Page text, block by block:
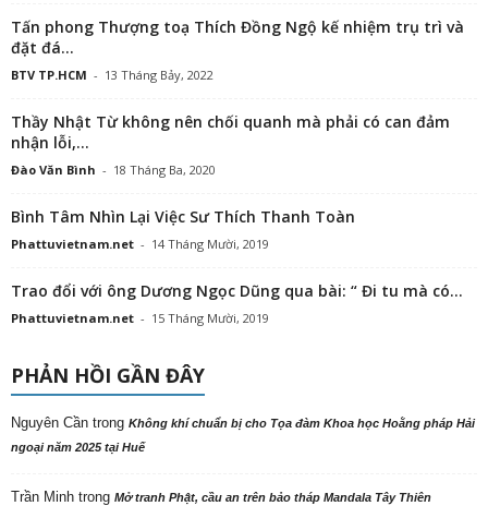
Tấn phong Thượng toạ Thích Đồng Ngộ kế nhiệm trụ trì và
đặt đá...
BTV TP.HCM - 13 Tháng Bảy, 2022
Thầy Nhật Từ không nên chối quanh mà phải có can đảm
nhận lỗi,...
Đào Văn Bình - 18 Tháng Ba, 2020
Bình Tâm Nhìn Lại Việc Sư Thích Thanh Toàn
Phattuvietnam.net - 14 Tháng Mười, 2019
Trao đổi với ông Dương Ngọc Dũng qua bài: “ Đi tu mà có...
Phattuvietnam.net - 15 Tháng Mười, 2019
PHẢN HỒI GẦN ĐÂY
Nguyên Cần trong Không khí chuẩn bị cho Tọa đàm Khoa học Hoằng pháp Hải
ngoại năm 2025 tại Huế
Trần Minh trong Mở tranh Phật, cầu an trên bảo tháp Mandala Tây Thiên